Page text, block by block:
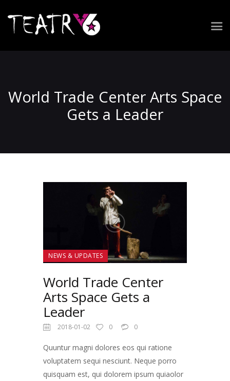
World Trade Center Arts Space
Gets a Leader
Spektakle
Realizacja widowiska
Wynajem przestrzeni
NEWS & UPDATES
World Trade Center
Arts Space Gets a
Leader
2018-01-02 0 0
Quuntur magni dolores eos qui ratione
voluptatem sequi nesciunt. Neque porro
quisquam est, qui dolorem ipsum quiaolor